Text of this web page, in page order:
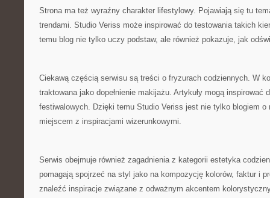
Strona ma też wyraźny charakter lifestylowy. Pojawiają się tu
trendami. Studio Veriss może inspirować do testowania takich
temu blog nie tylko uczy podstaw, ale również pokazuje, jak
Ciekawą częścią serwisu są treści o fryzurach codziennych. W
traktowana jako dopełnienie makijażu. Artykuły mogą inspirować
festiwalowych. Dzięki temu Studio Veriss jest nie tylko blogiem
miejscem z inspiracjami wizerunkowymi.
Serwis obejmuje również zagadnienia z kategorii estetyka
pomagają spojrzeć na styl jako na kompozycję kolorów, faktur i
znaleźć inspiracje związane z odważnym akcentem